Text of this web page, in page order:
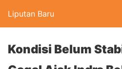
Liputan Baru
Kondisi Belum